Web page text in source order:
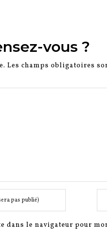
vous ?
Les champs obligatoires
le navigateur pour